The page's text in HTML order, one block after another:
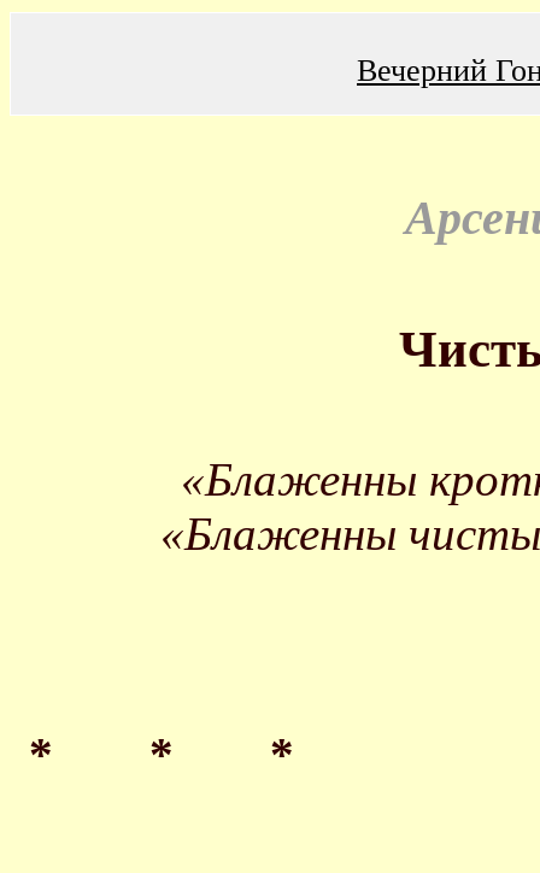
Вечерний
«Блаженны
«Блаженны
* * *